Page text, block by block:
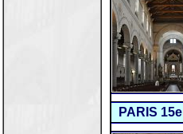
PARIS 15e